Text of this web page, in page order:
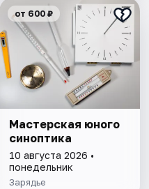
от 600 ₽
Мастерская юного
синоптика
10 августа 2026 •
понедельник
Зарядье